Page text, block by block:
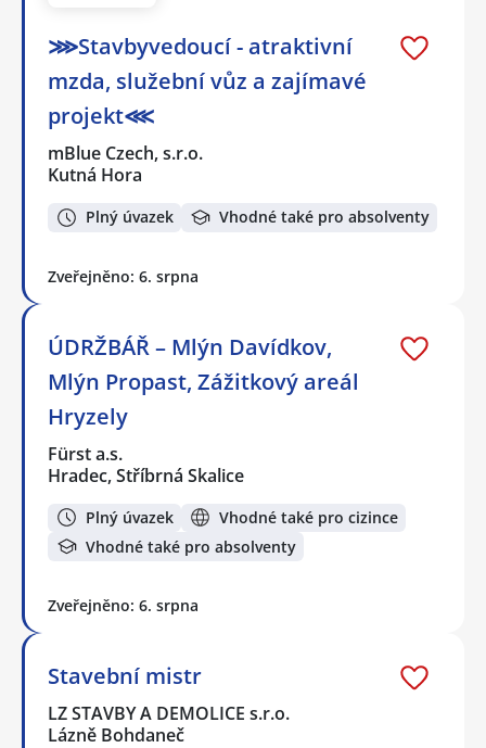
⋙Stavbyvedoucí - atraktivní
mzda, služební vůz a zajímavé
projekt⋘
mBlue Czech, s.r.o.
Kutná Hora
Plný úvazek Vhodné také pro absolventy
Zveřejněno: 6. srpna
ÚDRŽBÁŘ – Mlýn Davídkov,
Mlýn Propast, Zážitkový areál
Hryzely
Fürst a.s.
Hradec, Stříbrná Skalice
Plný úvazek
Vhodné také pro cizince
Vhodné také pro absolventy
Zveřejněno: 6. srpna
Stavební mistr
LZ STAVBY A DEMOLICE s.r.o.
Lázně Bohdaneč